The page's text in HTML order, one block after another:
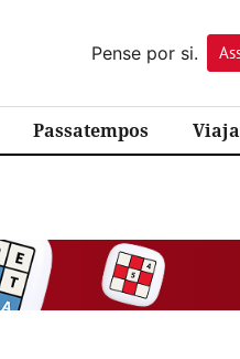
Pense por si.
Passatempos